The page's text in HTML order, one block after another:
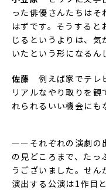
った俳優さんたちはそ
はずです。そうする
じるというよりは、
いたという形になるん
佐藤 例えば家でテレ
リアルなやり取りを
れられるいい機会にも
ーーそれぞれの演劇の
の見どころまで、たっ
うございました。せん
演出する公演は1作目